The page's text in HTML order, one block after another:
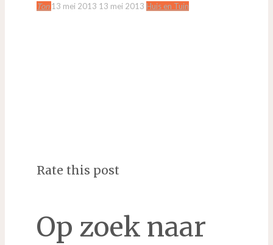
Ton 13 mei 2013 13 mei 2013 Huis en Tuin
Rate this post
Op zoek naar